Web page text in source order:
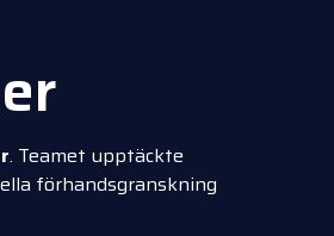
. Teamet upptäckte
förhandsgranskning